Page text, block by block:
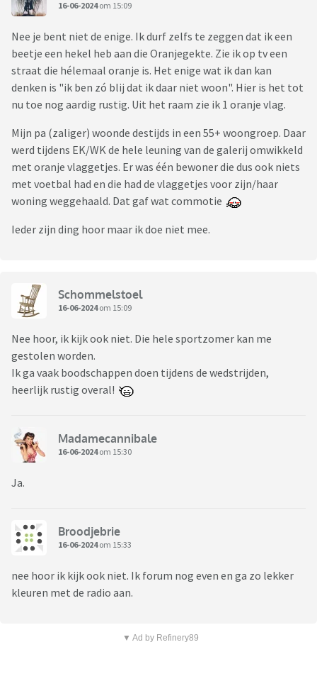
16-06-2024om 15:09
Nee je bent niet de enige. Ik durf zelfs te zeggen dat ik een
beetje een hekel heb aan die Oranjegekte. Zie ik op tv een
straat die hélemaal oranje is. Het enige wat ik dan kan
denken is "ik ben zó blij dat ik daar niet woon". Hier is het tot
nu toe nog aardig rustig. Uit het raam zie ik 1 oranje vlag.
Mijn pa (zaliger) woonde destijds in een 55+ woongroep. Daar
werd tijdens EK/WK de hele leuning van de galerij omwikkeld
met oranje vlaggetjes. Er was één bewoner die dus ook niets
met voetbal had en die had de vlaggetjes voor zijn/haar
woning weggehaald. Dat gaf wat commotie
Ieder zijn ding hoor maar ik doe niet mee.
Schommelstoel
16-06-2024om 15:09
Nee hoor, ik kijk ook niet. Die hele sportzomer kan me
gestolen worden.
Ik ga vaak boodschappen doen tijdens de wedstrijden,
heerlijk rustig overal!
Madamecannibale
16-06-2024om 15:30
Ja.
Broodjebrie
16-06-2024om 15:33
nee hoor ik kijk ook niet. Ik forum nog even en ga zo lekker
kleuren met de radio aan.
▼ Ad by Refinery89